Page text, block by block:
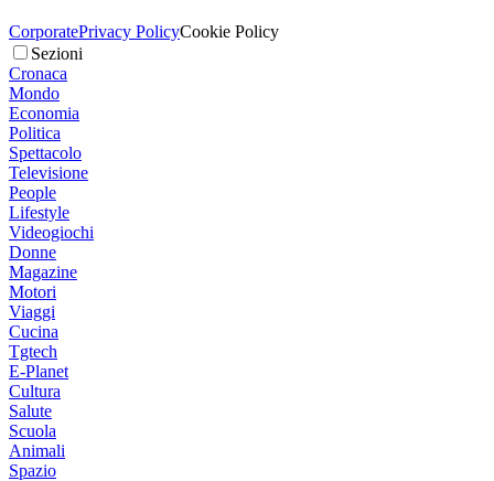
CorporatePrivacy PolicyCookie Policy
Sezioni
Cronaca
Mondo
Economia
Politica
Spettacolo
Televisione
People
Lifestyle
Videogiochi
Donne
Magazine
Motori
Viaggi
Cucina
Tgtech
E-Planet
Cultura
Salute
Scuola
Animali
Spazio